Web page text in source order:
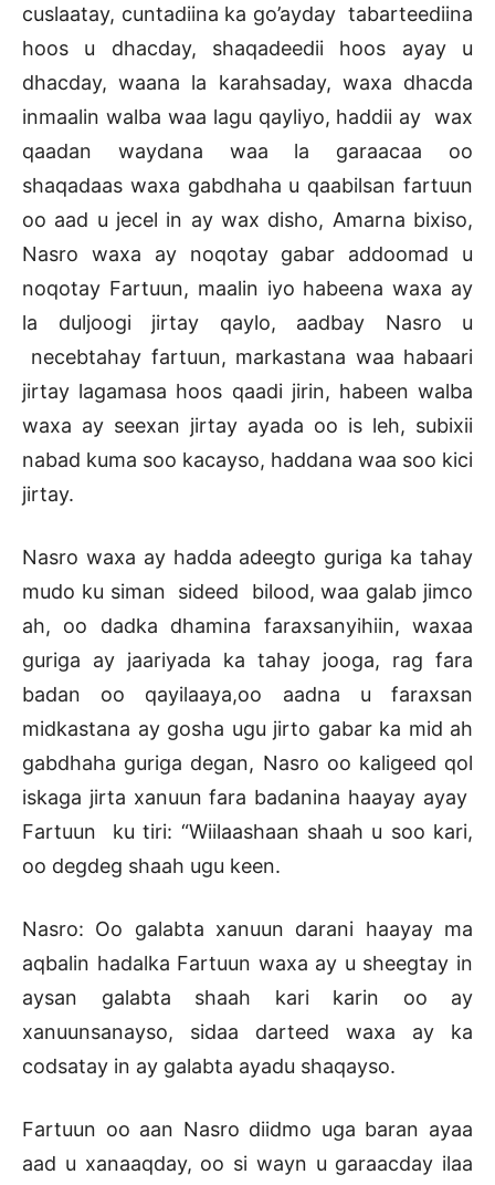
cuslaatay, cuntadiina ka go’ayday tabarteediina
hoos u dhacday, shaqadeedii hoos ayay u
dhacday, waana la karahsaday, waxa dhacda
inmaalin walba waa lagu qayliyo, haddii ay wax
qaadan waydana waa la garaacaa oo
shaqadaas waxa gabdhaha u qaabilsan fartuun
oo aad u jecel in ay wax disho, Amarna bixiso,
Nasro waxa ay noqotay gabar addoomad u
noqotay Fartuun, maalin iyo habeena waxa ay
la duljoogi jirtay qaylo, aadbay Nasro u
necebtahay fartuun, markastana waa habaari
jirtay lagamasa hoos qaadi jirin, habeen walba
waxa ay seexan jirtay ayada oo is leh, subixii
nabad kuma soo kacayso, haddana waa soo kici
jirtay.
Nasro waxa ay hadda adeegto guriga ka tahay
mudo ku siman sideed bilood, waa galab jimco
ah, oo dadka dhamina faraxsanyihiin, waxaa
guriga ay jaariyada ka tahay jooga, rag fara
badan oo qayilaaya,oo aadna u faraxsan
midkastana ay gosha ugu jirto gabar ka mid ah
gabdhaha guriga degan, Nasro oo kaligeed qol
iskaga jirta xanuun fara badanina haayay ayay
Fartuun ku tiri: “Wiilaashaan shaah u soo kari,
oo degdeg shaah ugu keen.
Nasro: Oo galabta xanuun darani haayay ma
aqbalin hadalka Fartuun waxa ay u sheegtay in
aysan galabta shaah kari karin oo ay
xanuunsanayso, sidaa darteed waxa ay ka
codsatay in ay galabta ayadu shaqayso.
Fartuun oo aan Nasro diidmo uga baran ayaa
aad u xanaaqday, oo si wayn u garaacday ilaa